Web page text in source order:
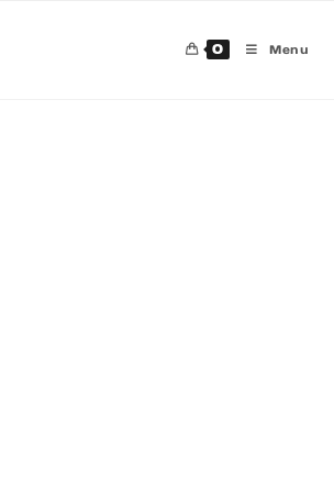
0 Menu